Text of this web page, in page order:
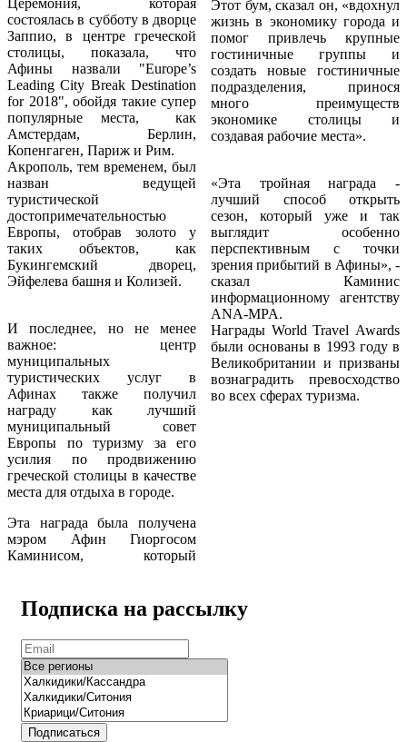
Церемония, которая
состоялась в субботу в дворце
Заппио, в центре греческой
столицы, показала, что
Афины назвали "Europe’s
Leading City Break Destination
for 2018", обойдя такие супер
популярные места, как
Амстердам, Берлин,
Копенгаген, Париж и Рим.
Акрополь, тем временем, был
назван ведущей
туристической
достопримечательностью
Европы, отобрав золото у
таких объектов, как
Букингемский дворец,
Эйфелева башня и Колизей.
И последнее, но не менее
важное: центр
муниципальных
туристических услуг в
Афинах также получил
награду как лучший
муниципальный совет
Европы по туризму за его
усилия по продвижению
греческой столицы в качестве
места для отдыха в городе.
Эта награда была получена
мэром Афин Гиоргосом
Каминисом, который
Этот бум, сказал он, «вдохнул
жизнь в экономику города и
помог привлечь крупные
гостиничные группы и
создать новые гостиничные
подразделения, принося
много преимуществ
экономике столицы и
создавая рабочие места».
«Эта тройная награда -
лучший способ открыть
сезон, который уже и так
выглядит особенно
перспективным с точки
зрения прибытий в Афины», -
сказал Каминис
информационному агентству
ANA-MPA.
Награды World Travel Awards
были основаны в 1993 году в
Великобритании и призваны
вознаградить превосходство
во всех сферах туризма.
Подписка на рассылку
Подписаться